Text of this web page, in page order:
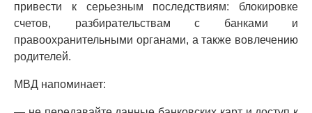
привести к серьезным последствиям: блокировке
счетов, разбирательствам с банками и
правоохранительными органами, а также вовлечению
родителей.
МВД напоминает: